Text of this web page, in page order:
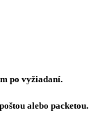
po vyžiadaní.
alebo packetou.